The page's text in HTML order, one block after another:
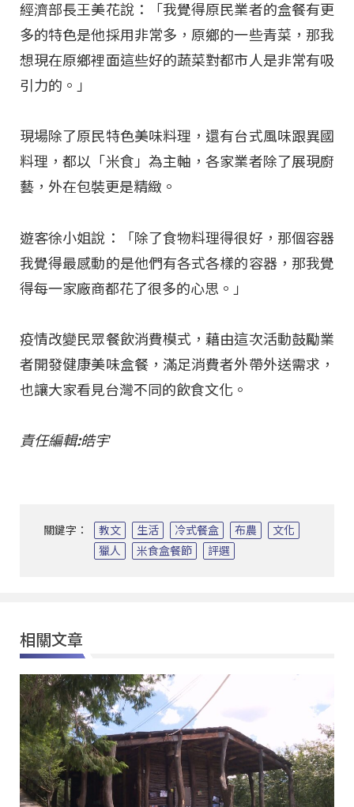
經濟部長王美花說：「我覺得原民業者的盒餐有更
多的特色是他採用非常多，原鄉的一些青菜，那我
想現在原鄉裡面這些好的蔬菜對都市人是非常有吸
引力的。」
現場除了原民特色美味料理，還有台式風味跟異國
料理，都以「米食」為主軸，各家業者除了展現廚
藝，外在包裝更是精緻。
遊客徐小姐說：「除了食物料理得很好，那個容器
我覺得最感動的是他們有各式各樣的容器，那我覺
得每一家廠商都花了很多的心思。」
疫情改變民眾餐飲消費模式，藉由這次活動鼓勵業
者開發健康美味盒餐，滿足消費者外帶外送需求，
也讓大家看見台灣不同的飲食文化。
責任編輯:皓宇
關鍵字： 教文 生活 冷式餐盒 布農
文化
獵人
米食盒餐節 評選
相關文章